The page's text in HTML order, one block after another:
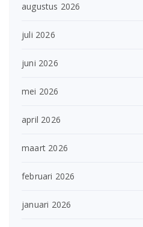
augustus 2026
juli 2026
juni 2026
mei 2026
april 2026
maart 2026
februari 2026
januari 2026